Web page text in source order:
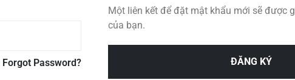
Forgot Password?
Một liên kết để đặt mật khẩu mới sẽ được
của bạn.
ĐĂNG KÝ